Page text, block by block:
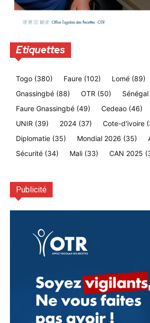
Etiquettes
Togo (380) Faure (102) Lomé (89)
Gnassingbé (88) OTR (50) Sénégal
Faure Gnassingbé (49) Cedeao (46)
UNIR (39) 2024 (37) Cote-d'ivoire
Diplomatie (35) Mondial 2026 (35)
Sécurité (34) Mali (33) CAN 2025
Publicité